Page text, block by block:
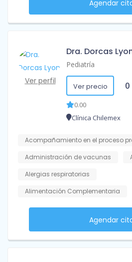
Agendar
Ver perfil
Dra. Dorcas
Pediatría
Ver precio 0
0.00
Clínica Chilemex
Acompañamiento en el proceso
Administración de vacunas
Alergias respiratorias
Alimentación Complementaria
Agendar